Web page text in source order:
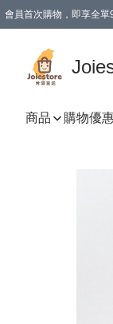
會員首次購物，即享全單
商品 購物優